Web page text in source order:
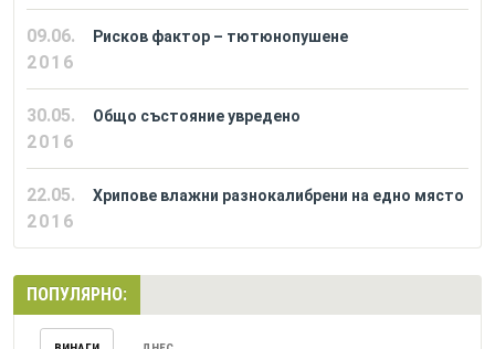
09.06.
2016
Рисков фактор – тютюнопушене
30.05.
2016
Общо състояние увредено
22.05.
2016
Хрипове влажни разнокалибрени на едно място
ПОПУЛЯРНО: